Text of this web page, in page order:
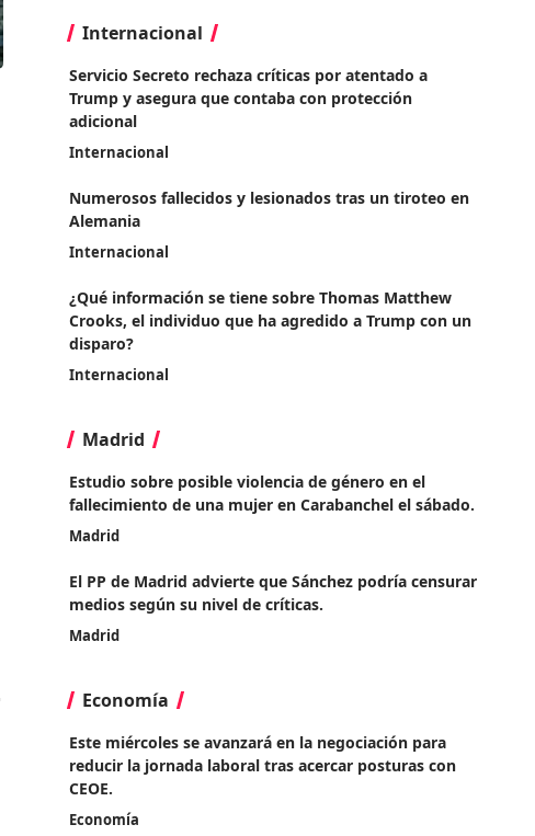
Internacional
Servicio Secreto rechaza críticas por atentado a
Trump y asegura que contaba con protección
adicional
Internacional
Numerosos fallecidos y lesionados tras un tiroteo en
Alemania
Internacional
¿Qué información se tiene sobre Thomas Matthew
Crooks, el individuo que ha agredido a Trump con un
disparo?
Internacional
Madrid
Estudio sobre posible violencia de género en el
fallecimiento de una mujer en Carabanchel el sábado.
Madrid
El PP de Madrid advierte que Sánchez podría censurar
medios según su nivel de críticas.
Madrid
Economía
Este miércoles se avanzará en la negociación para
reducir la jornada laboral tras acercar posturas con
CEOE.
Economía